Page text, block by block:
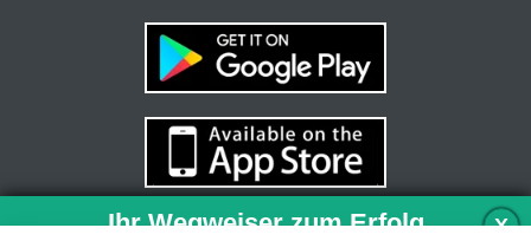
X
Ihr Wegweiser zum Erfolg